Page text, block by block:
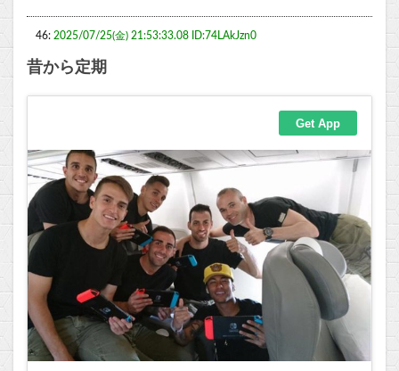
46: 2025/07/25(金) 21:53:33.08 ID:74LAkJzn0
昔から定期